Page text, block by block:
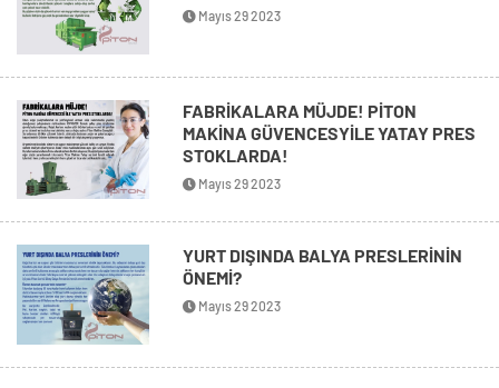
Mayıs 29 2023
FABRİKALARA MÜJDE! PİTON
MAKİNA GÜVENCESYİLE YATAY PRES
STOKLARDA!
Mayıs 29 2023
YURT DIŞINDA BALYA PRESLERİNİN
ÖNEMİ?
Mayıs 29 2023